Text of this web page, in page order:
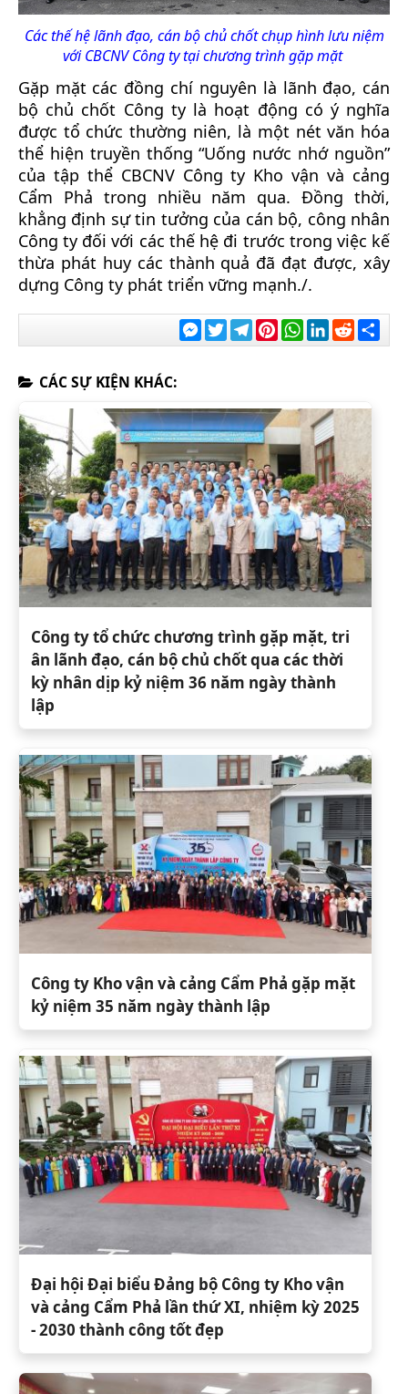
Các thế hệ lãnh đạo, cán bộ chủ chốt chụp hình lưu niệm
với CBCNV Công ty tại chương trình gặp mặt
Gặp mặt các đồng chí nguyên là lãnh đạo, cán
bộ chủ chốt Công ty là hoạt động có ý nghĩa
được tổ chức thường niên, là một nét văn hóa
thể hiện truyền thống “Uống nước nhớ nguồn”
của tập thể CBCNV Công ty Kho vận và cảng
Cẩm Phả trong nhiều năm qua. Đồng thời,
khẳng định sự tin tưởng của cán bộ, công nhân
Công ty đối với các thế hệ đi trước trong việc kế
thừa phát huy các thành quả đã đạt được, xây
dựng Công ty phát triển vững mạnh./.
Messenger
TwitterTelegramPinterestWhatsApp
LinkedIn
Reddit
CÁC SỰ KIỆN KHÁC:
Công ty tổ chức chương trình gặp mặt, tri
ân lãnh đạo, cán bộ chủ chốt qua các thời
kỳ nhân dịp kỷ niệm 36 năm ngày thành
lập
Công ty Kho vận và cảng Cẩm Phả gặp mặt
kỷ niệm 35 năm ngày thành lập
Đại hội Đại biểu Đảng bộ Công ty Kho vận
và cảng Cẩm Phả lần thứ XI, nhiệm kỳ 2025
- 2030 thành công tốt đẹp